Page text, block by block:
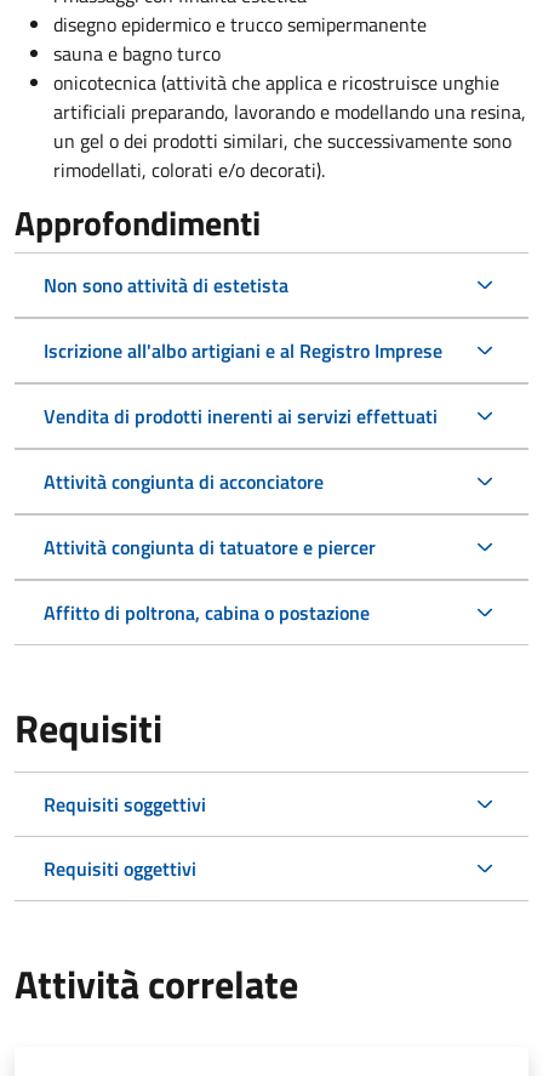
disegno epidermico e trucco semipermanente
sauna e bagno turco
onicotecnica (attività che applica e ricostruisce unghie
artificiali preparando, lavorando e modellando una resina,
un gel o dei prodotti similari, che successivamente sono
rimodellati, colorati e/o decorati).
Approfondimenti
Non sono attività di estetista
Iscrizione all'albo artigiani e al Registro Imprese
Vendita di prodotti inerenti ai servizi effettuati
Attività congiunta di acconciatore
Attività congiunta di tatuatore e piercer
Affitto di poltrona, cabina o postazione
Requisiti
Requisiti soggettivi
Requisiti oggettivi
Attività correlate